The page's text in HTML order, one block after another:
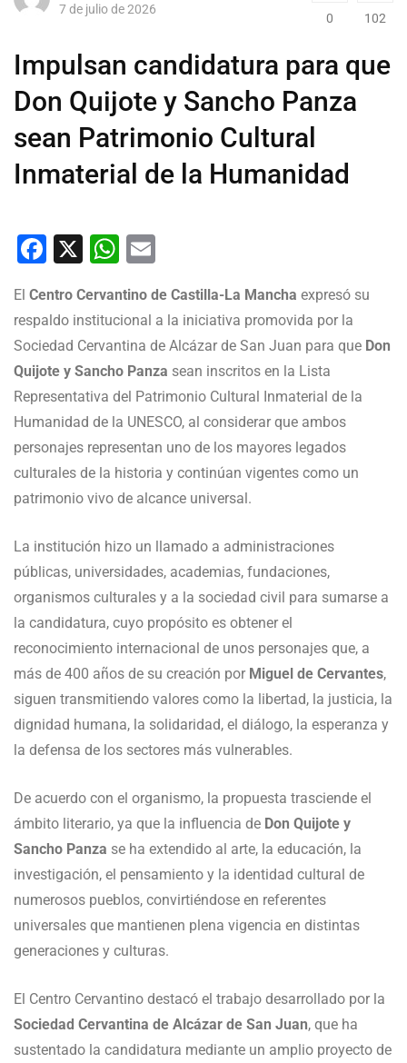
7 de julio de 2026
0 102
Impulsan candidatura para que
Don Quijote y Sancho Panza
sean Patrimonio Cultural
Inmaterial de la Humanidad
Facebook
X WhatsApp
El Centro Cervantino de Castilla-La Mancha expresó su
respaldo institucional a la iniciativa promovida por la
Sociedad Cervantina de Alcázar de San Juan para que Don
Quijote y Sancho Panza sean inscritos en la Lista
Representativa del Patrimonio Cultural Inmaterial de la
Humanidad de la UNESCO, al considerar que ambos
personajes representan uno de los mayores legados
culturales de la historia y continúan vigentes como un
patrimonio vivo de alcance universal.
La institución hizo un llamado a administraciones
públicas, universidades, academias, fundaciones,
organismos culturales y a la sociedad civil para sumarse a
la candidatura, cuyo propósito es obtener el
reconocimiento internacional de unos personajes que, a
más de 400 años de su creación por Miguel de Cervantes,
siguen transmitiendo valores como la libertad, la justicia, la
dignidad humana, la solidaridad, el diálogo, la esperanza y
la defensa de los sectores más vulnerables.
De acuerdo con el organismo, la propuesta trasciende el
ámbito literario, ya que la influencia de Don Quijote y
Sancho Panza se ha extendido al arte, la educación, la
investigación, el pensamiento y la identidad cultural de
numerosos pueblos, convirtiéndose en referentes
universales que mantienen plena vigencia en distintas
generaciones y culturas.
El Centro Cervantino destacó el trabajo desarrollado por la
Sociedad Cervantina de Alcázar de San Juan, que ha
sustentado la candidatura mediante un amplio proyecto de